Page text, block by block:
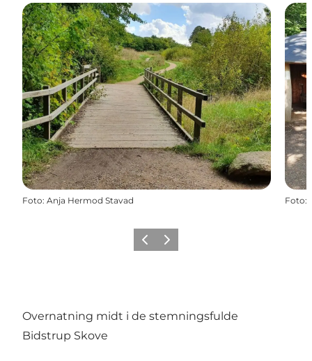
Foto: Anja Hermod Stavad Foto:
Forrige billede
Næste billede
Overnatning midt i de stemningsfulde
Bidstrup Skove